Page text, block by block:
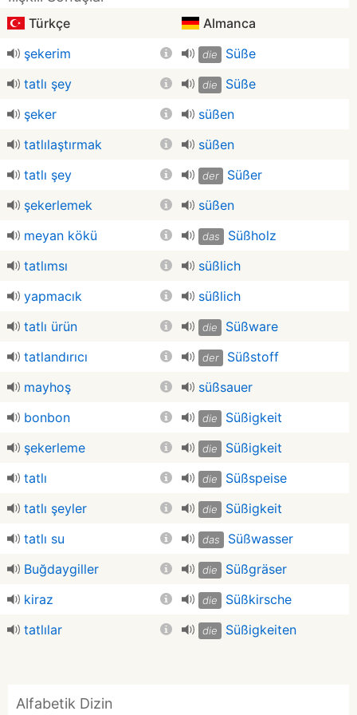
Türkçe
Almanca
şekerim
die
Süße
tatlı şey
die
Süße
şeker
süßen
tatlılaştırmak
süßen
tatlı şey
der
Süßer
şekerlemek
süßen
meyan kökü
das
Süßholz
tatlımsı
süßlich
yapmacık
süßlich
tatlı ürün
die
Süßware
tatlandırıcı
der
Süßstoff
mayhoş
süßsauer
bonbon
die
Süßigkeit
şekerleme
die
Süßigkeit
tatlı
die
Süßspeise
tatlı şeyler
die
Süßigkeit
tatlı su
das
Süßwasser
Buğdaygiller
die
Süßgräser
kiraz
die
Süßkirsche
tatlılar
die Süßigkeiten
Alfabetik Dizin